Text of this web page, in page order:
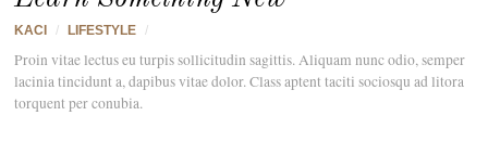
KACI / LIFESTYLE /
Proin vitae lectus eu turpis sollicitudin sagittis. Aliquam nunc odio, semper
lacinia tincidunt a, dapibus vitae dolor. Class aptent taciti sociosqu ad litora
torquent per conubia.